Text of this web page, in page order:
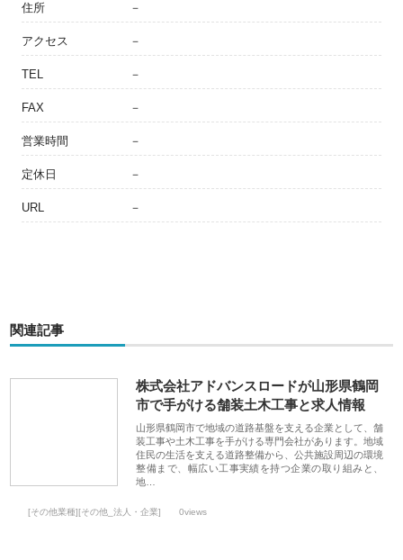
住所 －
アクセス －
TEL －
FAX －
営業時間 －
定休日 －
URL －
関連記事
株式会社アドバンスロードが山形県鶴岡
市で手がける舗装土木工事と求人情報
山形県鶴岡市で地域の道路基盤を支える企業として、舗
装工事や土木工事を手がける専門会社があります。地域
住民の生活を支える道路整備から、公共施設周辺の環境
整備まで、幅広い工事実績を持つ企業の取り組みと、
地…
[その他業種][その他_法人・企業] 0views